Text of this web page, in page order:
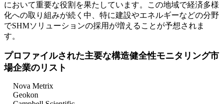
において重要な役割を果たしています。この地域で経済多様
化への取り組みが続く中、特に建設やエネルギーなどの分野
でSHMソリューションの採用が増えることが予想されま
す。
プロファイルされた主要な構造健全性モニタリング市
場企業のリスト
Nova Metrix
Geokon